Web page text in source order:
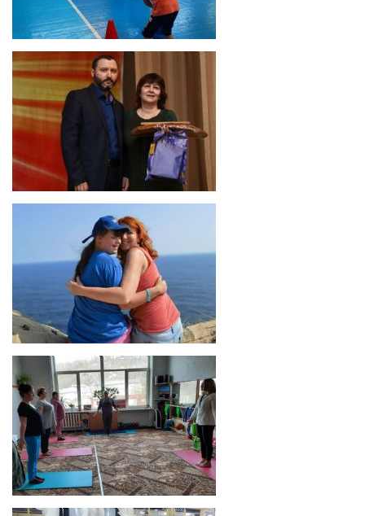
Декада инвалидов
Анастасия Сендер стала призером
городского фотоконкурса